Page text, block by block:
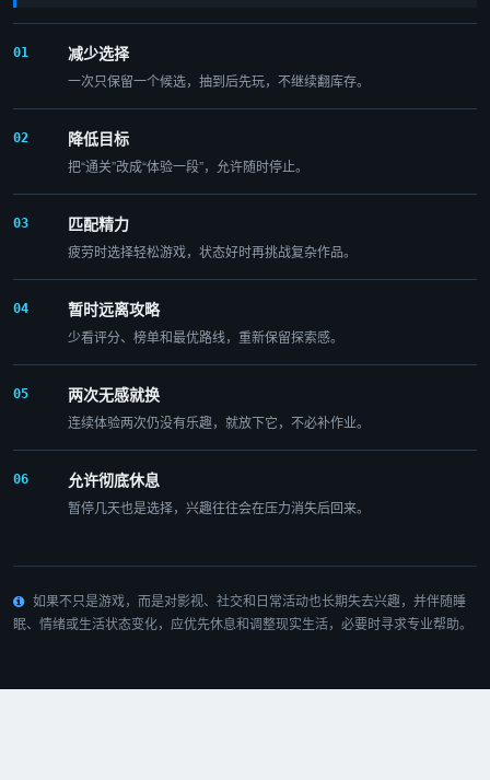
01 减少选择
一次只保留一个候选，抽到后先玩，不继续翻库存。
02 降低目标
把“通关”改成“体验一段”，允许随时停止。
03 匹配精力
疲劳时选择轻松游戏，状态好时再挑战复杂作品。
04 暂时远离攻略
少看评分、榜单和最优路线，重新保留探索感。
05 两次无感就换
连续体验两次仍没有乐趣，就放下它，不必补作业。
06 允许彻底休息
暂停几天也是选择，兴趣往往会在压力消失后回来。
如果不只是游戏，而是对影视、社交和日常活动也长期失去兴趣，并伴随睡
眠、情绪或生活状态变化，应优先休息和调整现实生活，必要时寻求专业帮助。